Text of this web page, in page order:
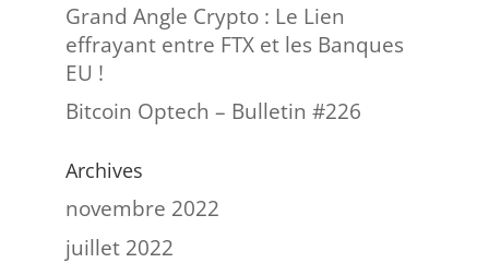
Grand Angle Crypto : Le Lien
effrayant entre FTX et les Banques
EU !
Bitcoin Optech – Bulletin #226
Archives
novembre 2022
juillet 2022